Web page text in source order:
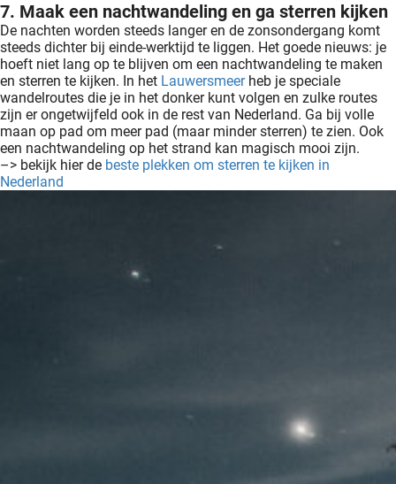
7. Maak een nachtwandeling en ga sterren kijken
De nachten worden steeds langer en de zonsondergang komt
steeds dichter bij einde-werktijd te liggen. Het goede nieuws: je
hoeft niet lang op te blijven om een nachtwandeling te maken
en sterren te kijken. In het Lauwersmeerheb je speciale
wandelroutes die je in het donker kunt volgen en zulke routes
zijn er ongetwijfeld ook in de rest van Nederland. Ga bij volle
maan op pad om meer pad (maar minder sterren) te zien. Ook
een nachtwandeling op het strand kan magisch mooi zijn.
–> bekijk hier de beste plekken om sterren te kijken in
Nederland